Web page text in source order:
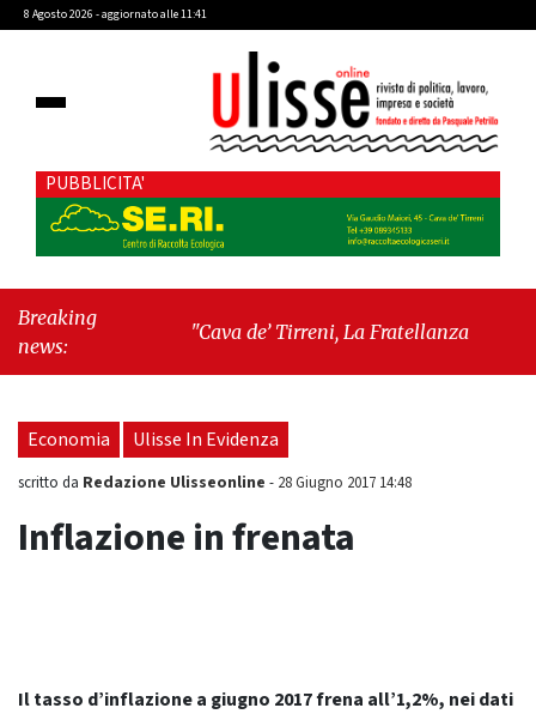
8 Agosto 2026 - aggiornato alle 11:41
PUBBLICITA'
Breaking
news:
"Cava de’ Tirreni, La Fratellanza sull'ultima
sconfitto l’impero di cemento"
Economia Ulisse In Evidenza
scritto da Redazione Ulisseonline - 28 Giugno 2017 14:48
Inflazione in frenata
Il tasso d’inflazione a giugno 2017 frena all’1,2%, nei dati